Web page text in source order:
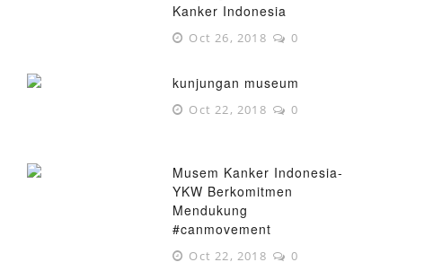
Kanker Indonesia
Oct 26, 2018 0
kunjungan museum
Oct 22, 2018 0
Musem Kanker Indonesia-
YKW Berkomitmen
Mendukung
#canmovement
Oct 22, 2018 0